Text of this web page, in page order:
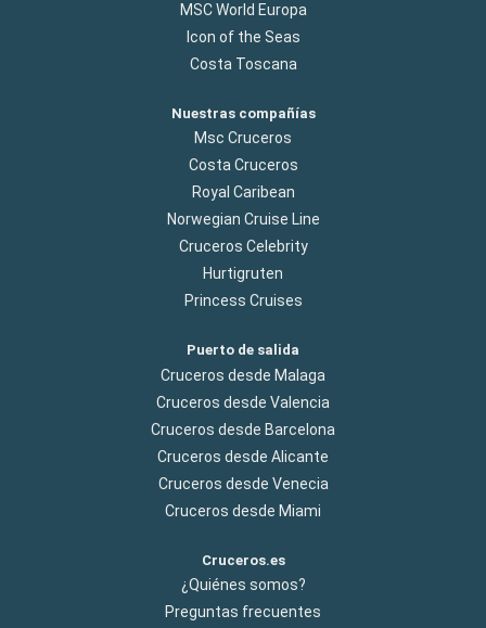
MSC World Europa
Icon of the Seas
Costa Toscana
Nuestras compañías
Msc Cruceros
Costa Cruceros
Royal Caribean
Norwegian Cruise Line
Cruceros Celebrity
Hurtigruten
Princess Cruises
Puerto de salida
Cruceros desde Malaga
Cruceros desde Valencia
Cruceros desde Barcelona
Cruceros desde Alicante
Cruceros desde Venecia
Cruceros desde Miami
Cruceros.es
¿Quiénes somos?
Preguntas frecuentes